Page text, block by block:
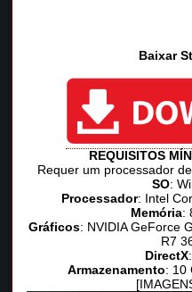
Baixar
REQUISITOS
Requer um processador
SO:
Processador: Intel
Memória:
Gráficos: NVIDIA GeForce
R7
DirectX
Armazenamento: 10